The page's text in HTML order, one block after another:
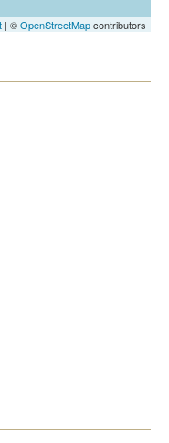
| ©OpenStreetMapcontributors